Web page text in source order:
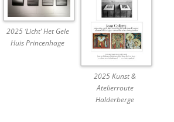
2025 ‘Licht’ Het Gele
Huis Princenhage
2025 Kunst &
Atelierroute
Halderberge